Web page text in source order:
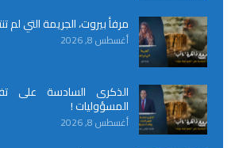
مرفأ بيروت، الجريمة التي لم
أغسطس 8, 2026
الذكرى السادسة على
المسؤوليات !
أغسطس 8, 2026